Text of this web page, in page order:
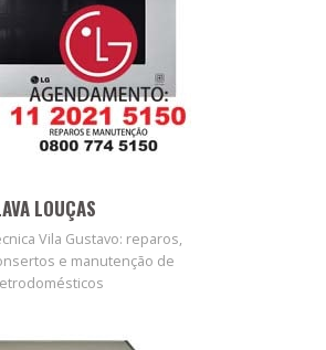
LOUÇAS
Vila Gustavo: reparos,
e manutenção de